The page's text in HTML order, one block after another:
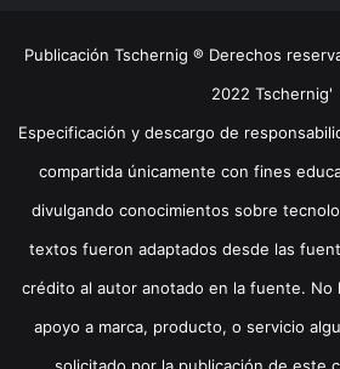
Publicación Tschernig ® Derechos
2022 Tschernig'
Especificación y descargo de
compartida únicamente con fines
divulgando conocimientos sobre
textos fueron adaptados desde las
crédito al autor anotado en la fuente. No
apoyo a marca, producto, o servicio